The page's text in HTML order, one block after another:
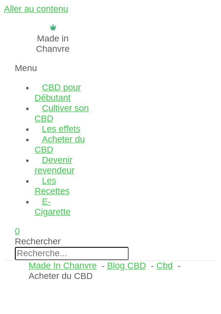
Aller au contenu
Made in
Chanvre
Menu
CBD pour
Débutant
Cultiver son
CBD
Les effets
Acheter du
CBD
Devenir
revendeur
Les
Recettes
E-
Cigarette
0
Rechercher
Made In Chanvre Blog CBD
Cbd
Acheter du CBD